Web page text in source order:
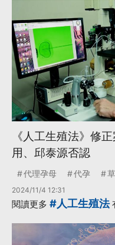
《人工生殖法》修
用、邱泰源否認
代理孕母 代孕
2024/11/4 12:31
閱讀更多 #人工生殖法